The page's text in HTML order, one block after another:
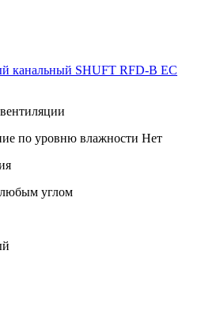
канальный SHUFT RFD-B EC
по уровню влажности Нет
углом